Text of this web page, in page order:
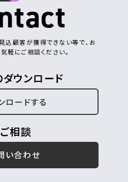
込顧客が獲得できない等で、お
軽にご相談ください。
ウンロード
ロードする
相談
い合わせ